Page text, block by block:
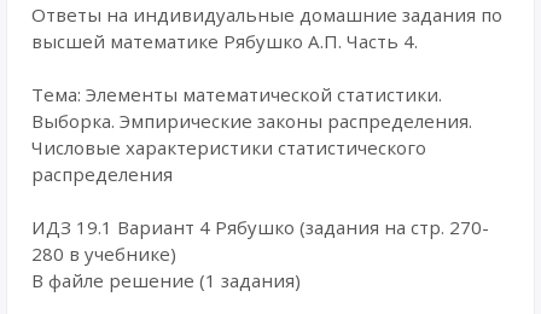
Ответы на индивидуальные домашние задания по
высшей математике Рябушко А.П. Часть 4.
Тема: Элементы математической статистики.
Выборка. Эмпирические законы распределения.
Числовые характеристики статистического
распределения
ИДЗ 19.1 Вариант 4 Рябушко (задания на стр. 270-
280 в учебнике)
В файле решение (1 задания)